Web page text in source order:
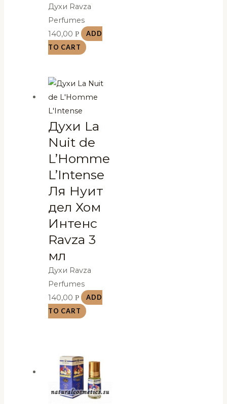
Духи Ravza
Perfumes
140,00Р
ADD
TO CART
Духи La
Nuit de
L’Homme
L’Intense
Ля Нуит
дел Хом
Интенс
Ravza 3
мл
Духи Ravza
Perfumes
140,00Р
ADD
TO CART